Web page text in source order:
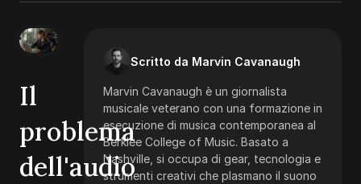
Scritto da Marvin Cavanaugh
Marvin Cavanaugh è un giornalista
musicale veterano con una formazione in
esecuzione di musica contemporanea al
Berklee College of Music. Basato a
Nashville, si occupa di gear, tecnologia e
strumenti creativi che plasmano il suono
Il
problema
dell'audio